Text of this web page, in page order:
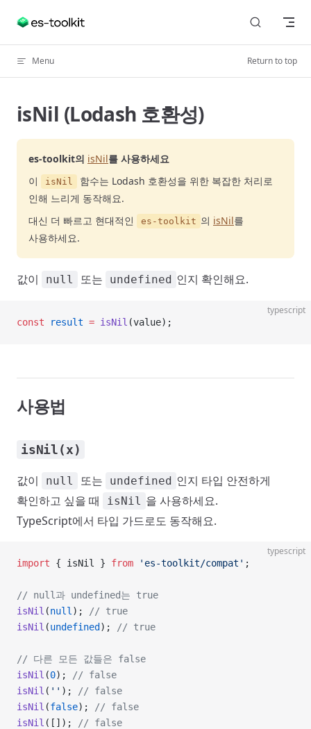
Skip to content
Menu Return to top
isNil (Lodash 호환성)
es-toolkit의 isNil를 사용하세요
이
isNil
함수는 Lodash 호환성을 위한 복잡한 처리로
인해 느리게 동작해요.
대신 더 빠르고 현대적인
es-toolkit 의 isNil를
사용하세요.
값이 null 또는 undefined 인지 확인해요.
typescript
const result = isNil (value);
사용법
isNil(x)
값이 null 또는 undefined 인지 타입 안전하게
확인하고 싶을 때
isNil 을 사용하세요.
TypeScript에서 타입 가드로도 동작해요.
typescript
import { isNil } from 'es-toolkit/compat' ;
// null과 undefined는 true
isNil (null );
// true
isNil (undefined ); // true
// 다른 모든 값들은 false
isNil (0);
// false
isNil ( '' );
// false
isNil (false);
// false
isNil ([]);
// false